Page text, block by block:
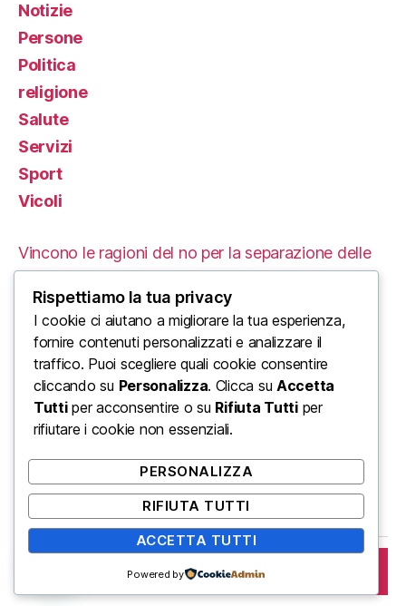
Notizie
Persone
Politica
religione
Salute
Servizi
Sport
Vicoli
Vincono le ragioni del no per la separazione delle
carriere
Le Proteste in Iran: Un’Analisi delle Cause e delle
Conseguenze Tragiche
L’ordine mondiale di Trump: un enorme urlo di
disinformazione di Stato
Come farti assumere in un mondo veloce
Naval Ravikant: chi è per te questo signore?
Napoli.in
Rispettiamo la tua privacy
I cookie ci aiutano a migliorare la tua esperienza,
fornire contenuti personalizzati e analizzare il
traffico. Puoi scegliere quali cookie consentire
cliccando su Personalizza. Clicca suAccetta
Tuttiper acconsentire o su Rifiuta Tuttiper
rifiutare i cookie non essenziali.
PERSONALIZZA
RIFIUTA TUTTI
ACCETTA TUTTI
Powered by